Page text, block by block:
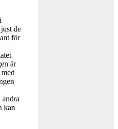
de
för
är
andra
kan